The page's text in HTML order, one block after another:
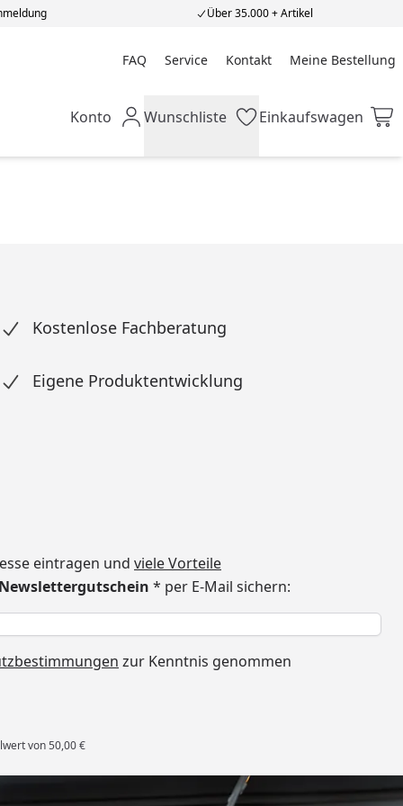
Über 35.000 + Artikel
FAQ Service Kontakt Meine Bestellung
Meine Bestellung
Mein Konto
Konto Wunschliste
Wunschliste Einkaufswagen
Einkaufswagen
Kostenlose Fachberatung
Eigene Produktentwicklung
eintragen und viele Vorteile
* per E-Mail sichern:
zur Kenntnis genommen
von 50,00 €